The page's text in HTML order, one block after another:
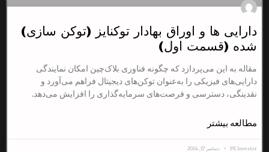
دارایی ها و اوراق بهادار توکنایز (توکن سازی)
شده (قسمت اول)
مقاله به این می‌پردازد که چگونه فناوری بلاک‌چین امکان نمایندگی
دارایی‌های فیزیکی را به‌عنوان توکن‌های دیجیتال فراهم می‌آورد و
نقدینگی، دسترسی و فرصت‌های سرمایه‌گذاری را افزایش می‌دهد.
مطالعه بیشتر
PE Investor دسامبر 17, 2024